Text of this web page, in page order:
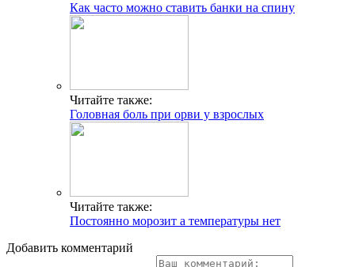
Как часто можно ставить банки на спину
Читайте также:
Головная боль при орви у взрослых
Читайте также:
Постоянно морозит а температуры нет
Добавить комментарий